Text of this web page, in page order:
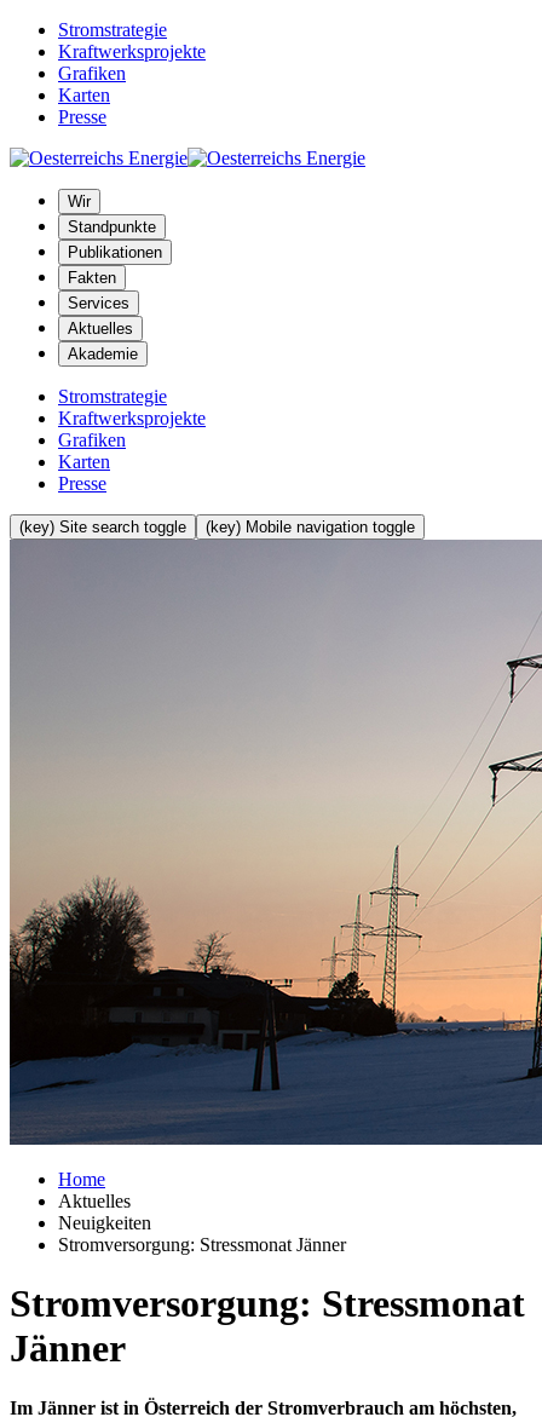
Stromstrategie
Kraftwerksprojekte
Grafiken
Karten
Presse
Wir
Standpunkte
Publikationen
Fakten
Services
Aktuelles
Akademie
Stromstrategie
Kraftwerksprojekte
Grafiken
Karten
Presse
(key) Site search toggle (key) Mobile navigation toggle
Home
Aktuelles
Neuigkeiten
Stromversorgung: Stressmonat Jänner
Stromversorgung: Stressmonat
Jänner
Im Jänner ist in Österreich der Stromverbrauch am höchsten,